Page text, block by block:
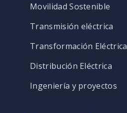
Movilidad Sostenible
Transmisión eléctrica
Transformación Eléctrica
Distribución Eléctrica
Ingeniería y proyectos